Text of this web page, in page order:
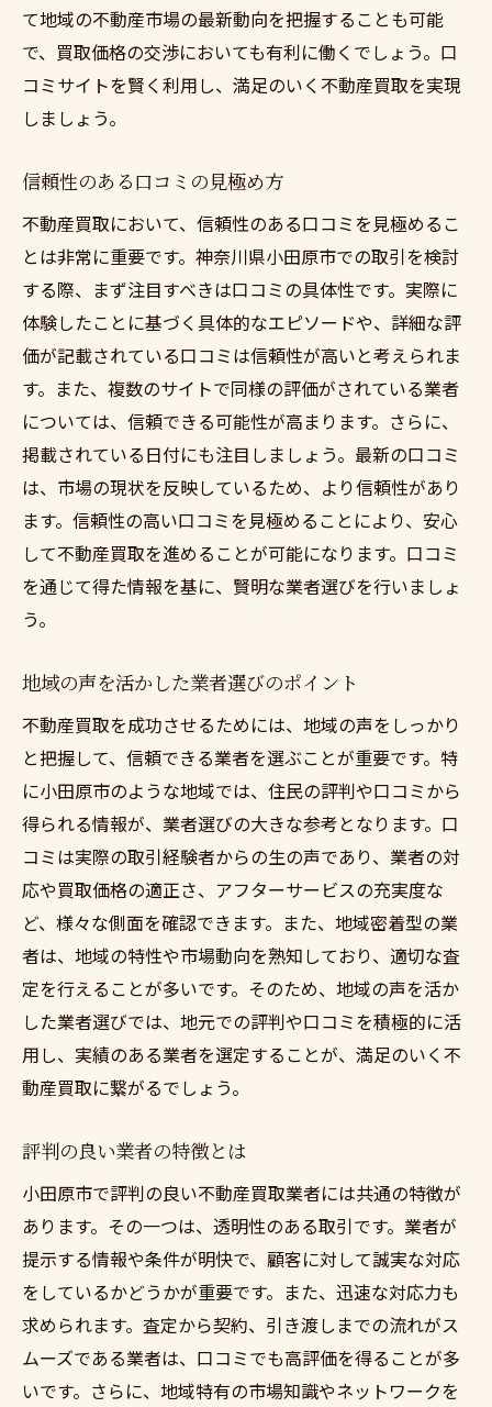
て地域の不動産市場の最新動向を把握することも可能
で、買取価格の交渉においても有利に働くでしょう。口
コミサイトを賢く利用し、満足のいく不動産買取を実現
しましょう。
信頼性のある口コミの見極め方
不動産買取において、信頼性のある口コミを見極めるこ
とは非常に重要です。神奈川県小田原市での取引を検討
する際、まず注目すべきは口コミの具体性です。実際に
体験したことに基づく具体的なエピソードや、詳細な評
価が記載されている口コミは信頼性が高いと考えられま
す。また、複数のサイトで同様の評価がされている業者
については、信頼できる可能性が高まります。さらに、
掲載されている日付にも注目しましょう。最新の口コミ
は、市場の現状を反映しているため、より信頼性があり
ます。信頼性の高い口コミを見極めることにより、安心
して不動産買取を進めることが可能になります。口コミ
を通じて得た情報を基に、賢明な業者選びを行いましょ
う。
地域の声を活かした業者選びのポイント
不動産買取を成功させるためには、地域の声をしっかり
と把握して、信頼できる業者を選ぶことが重要です。特
に小田原市のような地域では、住民の評判や口コミから
得られる情報が、業者選びの大きな参考となります。口
コミは実際の取引経験者からの生の声であり、業者の対
応や買取価格の適正さ、アフターサービスの充実度な
ど、様々な側面を確認できます。また、地域密着型の業
者は、地域の特性や市場動向を熟知しており、適切な査
定を行えることが多いです。そのため、地域の声を活か
した業者選びでは、地元での評判や口コミを積極的に活
用し、実績のある業者を選定することが、満足のいく不
動産買取に繋がるでしょう。
評判の良い業者の特徴とは
小田原市で評判の良い不動産買取業者には共通の特徴が
あります。その一つは、透明性のある取引です。業者が
提示する情報や条件が明快で、顧客に対して誠実な対応
をしているかどうかが重要です。また、迅速な対応力も
求められます。査定から契約、引き渡しまでの流れがス
ムーズである業者は、口コミでも高評価を得ることが多
いです。さらに、地域特有の市場知識やネットワークを